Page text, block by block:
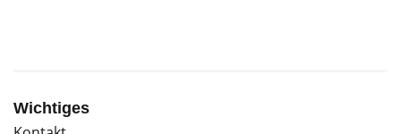
Wichtiges